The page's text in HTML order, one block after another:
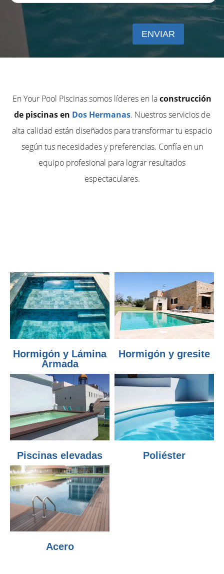
En Your Pool Piscinas somos líderes en laconstrucción
de piscinas en Dos Hermanas. Nuestros servicios de
alta calidad están diseñados para transformar tu espacio
según tus necesidades y preferencias. Confía en un
equipo profesional para lograr resultados
espectaculares.
Hormigón y Lámina
Armada
Hormigón y gresite
Piscinas elevadas Poliéster
Acero